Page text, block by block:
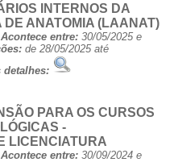
INTERNOS DA
DE ANATOMIA (LAANAT)
Acontece entre: 30/05/2025 e
de 28/05/2025 até
detalhes:
PARA OS CURSOS
-
LICENCIATURA
Acontece entre: 30/09/2024 e